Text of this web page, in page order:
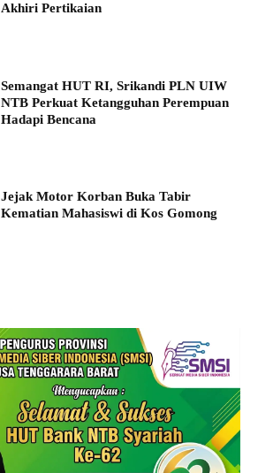
Akhiri Pertikaian
Semangat HUT RI, Srikandi PLN UIW
NTB Perkuat Ketangguhan Perempuan
Hadapi Bencana
Jejak Motor Korban Buka Tabir
Kematian Mahasiswi di Kos Gomong